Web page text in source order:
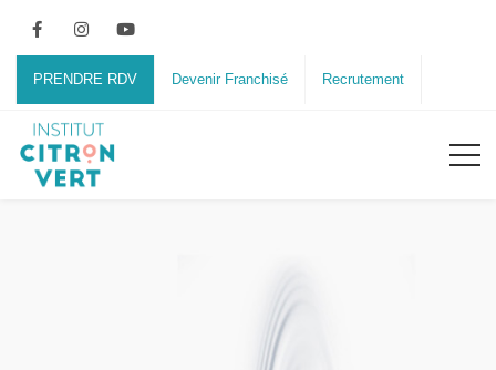
PRENDRE RDV Devenir Franchisé Recrutement